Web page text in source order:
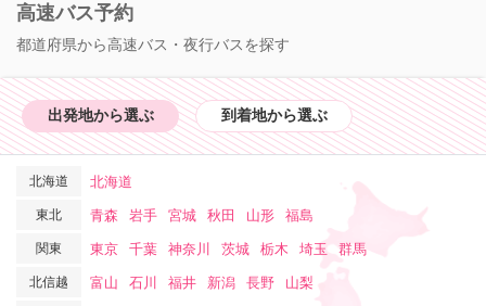
高速バス予約
都道府県から高速バス・夜行バスを探す
出発地から選ぶ 到着地から選ぶ
北海道 北海道
東北 青森 岩手 宮城 秋田 山形 福島
関東 東京 千葉 神奈川 茨城 栃木 埼玉 群馬
北信越 富山 石川 福井 新潟 長野 山梨